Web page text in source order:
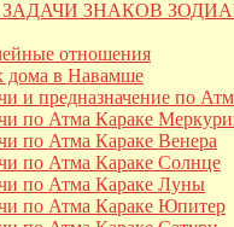
ЗНАКОВ
отношения
дома в Навамше
и предназначение по
по Атма Караке
по Атма Караке Венера
по Атма Караке Солнце
по Атма Караке Луны
по Атма Караке Юпитер